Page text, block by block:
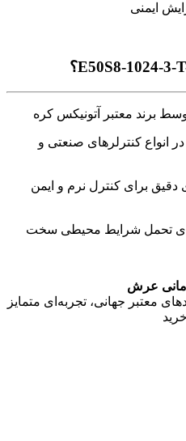
ایمنی
برند معتبر آتونیکس کره
انواع کنترلرهای صنعتی و
دقیق برای کنترل نرم و ایمن
تحمل شرایط محیطی سخت
مانی عرش
معتبر جهانی، تجربه‌ای متمایز